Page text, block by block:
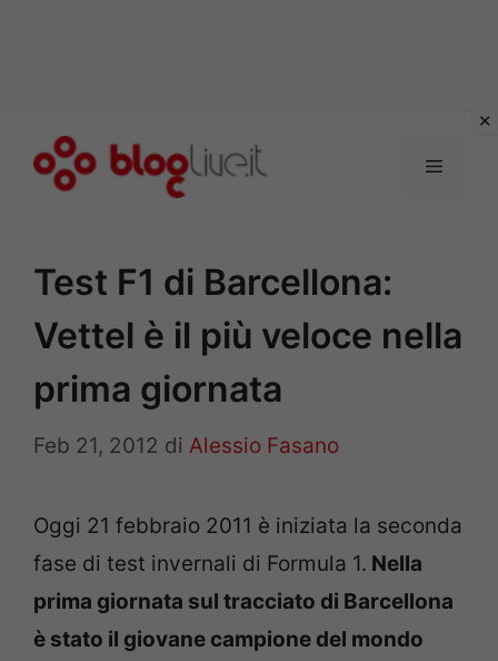
Menu
Test F1 di Barcellona:
Vettel è il più veloce nella
prima giornata
Feb 21, 2012 di Alessio Fasano
Oggi 21 febbraio 2011 è iniziata la seconda
fase di test invernali di Formula 1. Nella
prima giornata sul tracciato di Barcellona
è stato il giovane campione del mondo